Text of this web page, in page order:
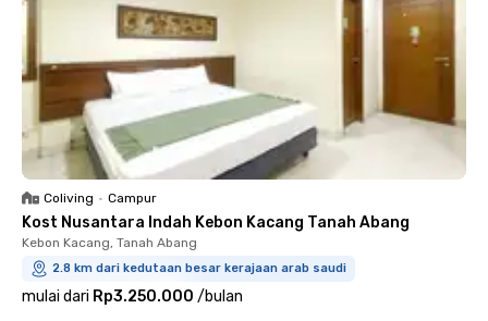
Coliving • Campur
Kost Nusantara Indah Kebon Kacang Tanah Abang
Kebon Kacang, Tanah Abang
2.8 km dari kedutaan besar kerajaan arab saudi
mulai dari Rp3.250.000 /bulan